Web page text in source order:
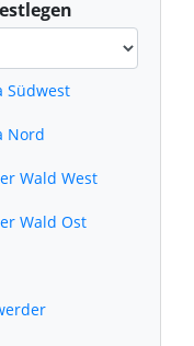
Südwest
Nord
Wald West
Wald Ost